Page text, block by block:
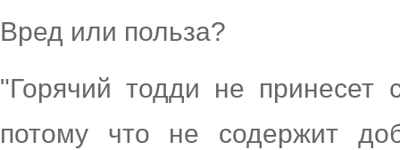
Вред или польза?
"Горячий тодди не принесет
потому что не содержит